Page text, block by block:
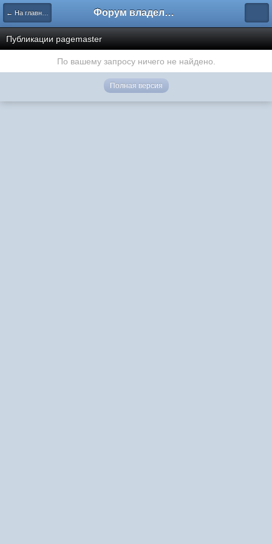
← На главную Форум владельцев интернет-магазинов
Публикации pagemaster
По вашему запросу ничего не найдено.
Полная версия